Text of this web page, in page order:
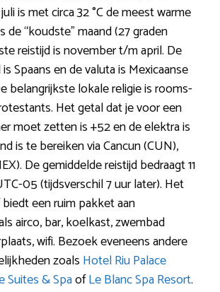
is met circa 32 °C de meest warme
de “koudste” maand (27 graden
reistijd is november t/m april. De
Spaans en de valuta is Mexicaanse
belangrijkste lokale religie is rooms-
Het getal dat je voor een
moet zetten is +52 en de elektra is
is te bereiken via Cancun (CUN),
De gemiddelde reistijd bedraagt 11
05 (tijdsverschil 7 uur later). Het
een ruim pakket aan
airco, bar, koelkast, zwembad
wifi. Bezoek eveneens andere
zoals Hotel Riu Palace
Suites & SpaofLe Blanc Spa Resort.